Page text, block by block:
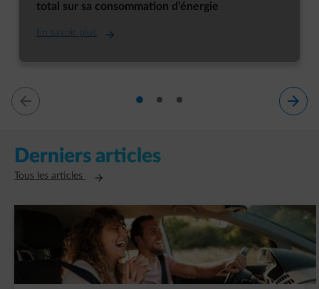
total sur sa consommation d’énergie
En savoir plus
diapositive 1
diapositive 1 sur 3
Derniers articles
Tous les articles Ouvre un nouvel onglet